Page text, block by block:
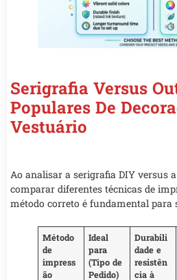
Serigrafia Versus
Populares De
Vestuário
Ao analisar a serigrafia DIY versus
comparar diferentes técnicas de
método correto é fundamental para
Método
de
impress
ão
Ideal
para
(Tipo de
Pedido)
Durabili
dade e
resistên
cia à